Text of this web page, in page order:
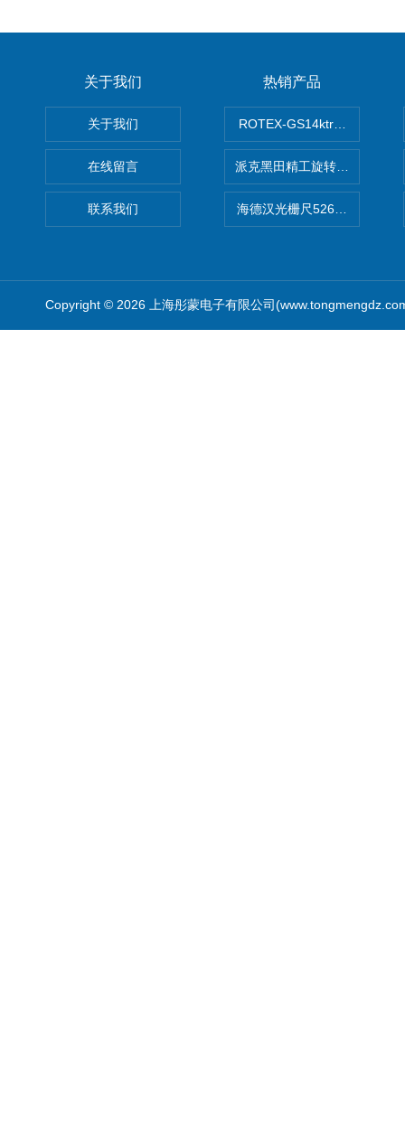
关于我们
关于我们
在线留言
联系我们
热销产品
ROTEX-GS14ktr梅花连轴器
派克黑田精工旋转气缸
海德汉光栅尺526974-09
Copyright © 2026 上海彤蒙电子有限公司